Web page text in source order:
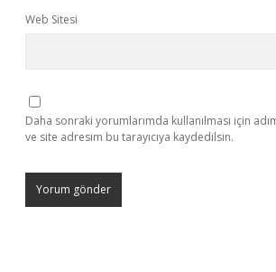
Web Sitesi
Daha sonraki yorumlarımda kullanılması için
ve site adresim bu tarayıcıya kaydedilsin.